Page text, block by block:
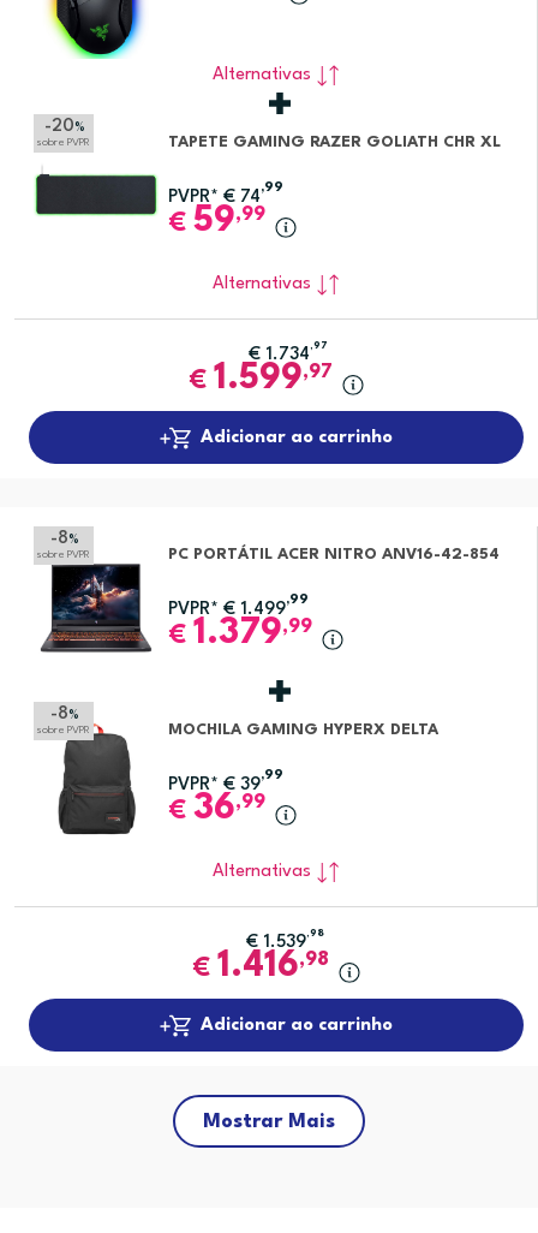
Alternativas
-20 %
sobre PVPR TAPETE GAMING RAZER GOLIATH CHR XL
PVPR* € 74
,99
€ 59,99
Alternativas
€ 1.734,97
€ 1.599,97
Adicionar ao carrinho
-8 %
sobre PVPR PC PORTÁTIL ACER NITRO ANV16-42-854
PVPR* € 1.499
,99
€ 1.379,99
-8 %
sobre PVPR MOCHILA GAMING HYPERX DELTA
PVPR* € 39
,99
€ 36,99
Alternativas
€ 1.539,98
€ 1.416,98
Adicionar ao carrinho
Mostrar Mais